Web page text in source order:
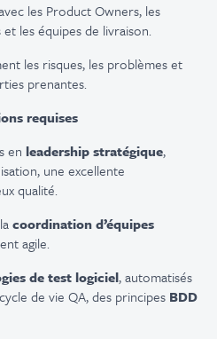
les ProductOwners, les
les équipes de livraison.
les risques, les problèmes et
prenantes.
requises
en leadershipstratégique,
, une excellente
qualité.
coordinationd’équipes
agile.
de test logiciel, automatisés
de vie QA, des principes BDD